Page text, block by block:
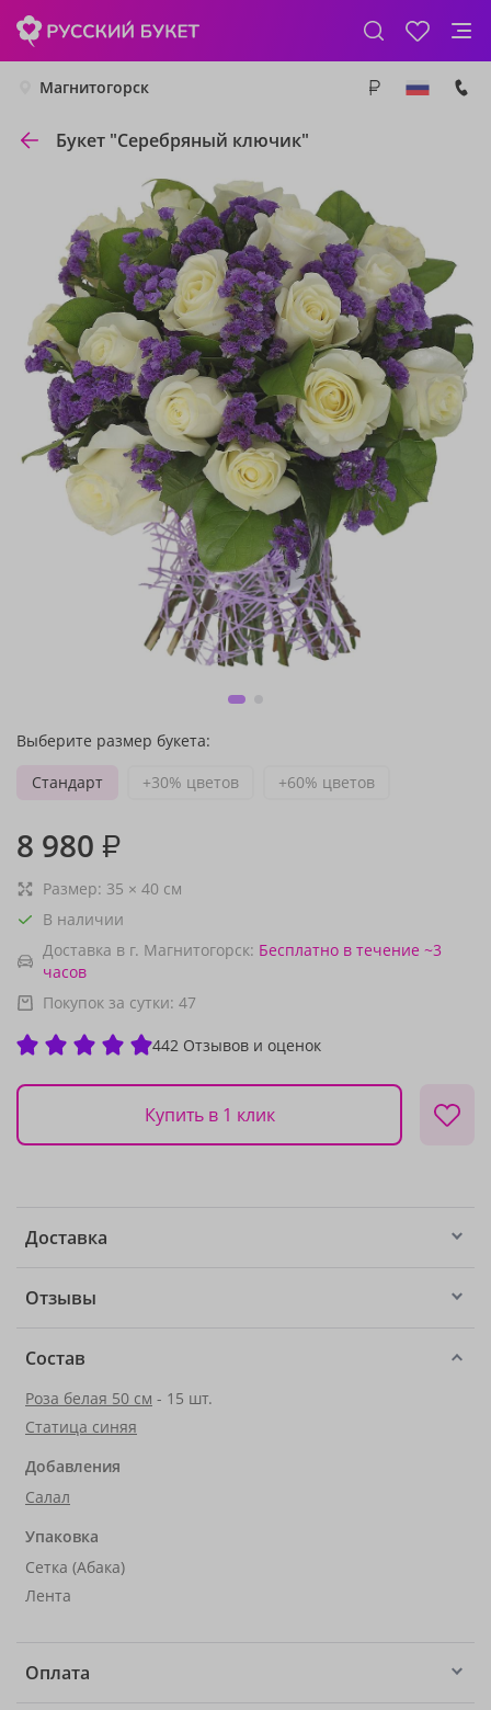
Магнитогорск
Букет "Серебряный ключик"
Выберите размер букета:
Стандарт
+30% цветов +60% цветов
8 980 ₽
Размер: 35 × 40 см
В наличии
Доставка в г. Магнитогорск: Бесплатно в течение ~3
часов
Покупок за сутки: 47
442 Отзывов и оценок
Купить в 1 клик
Доставка
Отзывы
Состав
Роза белая 50 см - 15 шт.
Статица синяя
Добавления
Салал
Упаковка
Сетка (Абака)
Лента
Оплата